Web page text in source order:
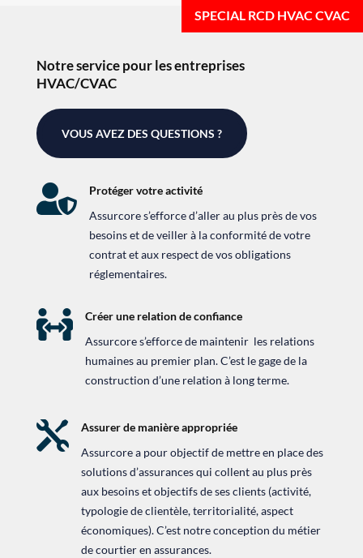
Notre service pour les entreprises
HVAC/CVAC
VOUS AVEZ DES QUESTIONS ?

Protéger votre activité
Assurcore s’efforce d’aller au plus près de vos
besoins et de veiller à la conformité de votre
contrat et aux respect de vos obligations
réglementaires.

Créer une relation de confiance
Assurcore s’efforce de maintenir les relations
humaines au premier plan. C’est le gage de la
construction d’une relation à long terme.

Assurer de manière appropriée
Assurcore a pour objectif de mettre en place des
solutions d’assurances qui collent au plus près
aux besoins et objectifs de ses clients (activité,
typologie de clientèle, territorialité, aspect
économiques). C’est notre conception du métier
de courtier en assurances.